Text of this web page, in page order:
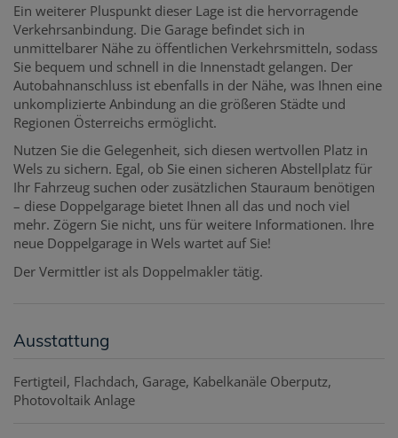
Ein weiterer Pluspunkt dieser Lage ist die hervorragende
Verkehrsanbindung. Die Garage befindet sich in
unmittelbarer Nähe zu öffentlichen Verkehrsmitteln, sodass
Sie bequem und schnell in die Innenstadt gelangen. Der
Autobahnanschluss ist ebenfalls in der Nähe, was Ihnen eine
unkomplizierte Anbindung an die größeren Städte und
Regionen Österreichs ermöglicht.
Nutzen Sie die Gelegenheit, sich diesen wertvollen Platz in
Wels zu sichern. Egal, ob Sie einen sicheren Abstellplatz für
Ihr Fahrzeug suchen oder zusätzlichen Stauraum benötigen
– diese Doppelgarage bietet Ihnen all das und noch viel
mehr. Zögern Sie nicht, uns für weitere Informationen. Ihre
neue Doppelgarage in Wels wartet auf Sie!
Der Vermittler ist als Doppelmakler tätig.
Ausstattung
Fertigteil Flachdach Garage Kabelkanäle Oberputz
Photovoltaik Anlage